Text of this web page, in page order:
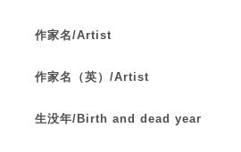
作家名/Artist
作家名（英）/Artist
生没年/Birth and dead year